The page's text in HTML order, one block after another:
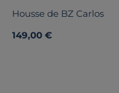
Housse de BZ Carlos
149,00 €